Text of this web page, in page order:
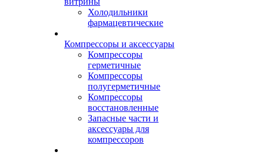
Холодильники
фармацевтические
Компрессоры и аксессуары
Компрессоры
герметичные
Компрессоры
полугерметичные
Компрессоры
восстановленные
Запасные части и
аксессуары для
компрессоров